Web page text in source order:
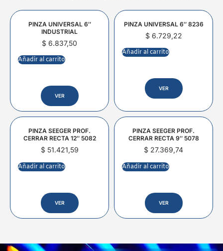
PINZA UNIVERSAL 6″
INDUSTRIAL
$ 6.837,50
Añadir al carrito
VER
PINZA UNIVERSAL 6″ 8236
$6.729,22
Añadir al carrito
VER
PINZA SEEGER PROF.
CERRAR RECTA 12″ 5082
$51.421,59
Añadir al carrito
VER
PINZA SEEGER PROF.
CERRAR RECTA 9″ 5078
$ 27.369,74
Añadir al carrito
VER